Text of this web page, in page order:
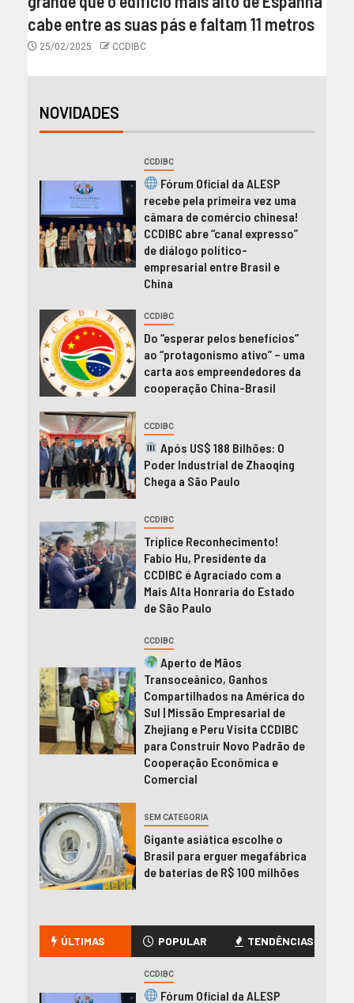
cabe entre as suas pás e faltam 11 metros
25/02/2025 CCDIBC
NOVIDADES
CCDIBC
Fórum Oficial da ALESP
recebe pela primeira vez uma
câmara de comércio chinesa!
CCDIBC abre “canal expresso”
de diálogo político-
empresarial entre Brasil e
China
CCDIBC
Do “esperar pelos benefícios”
ao “protagonismo ativo” – uma
carta aos empreendedores da
cooperação China-Brasil
CCDIBC
Após US$ 188 Bilhões: O
Poder Industrial de Zhaoqing
Chega a São Paulo
CCDIBC
Tríplice Reconhecimento!
Fabio Hu, Presidente da
CCDIBC é Agraciado com a
Mais Alta Honraria do Estado
de São Paulo
CCDIBC
Aperto de Mãos
Transoceânico, Ganhos
Compartilhados na América do
Sul | Missão Empresarial de
Zhejiang e Peru Visita CCDIBC
para Construir Novo Padrão de
Cooperação Econômica e
Comercial
SEM CATEGORIA
Gigante asiática escolhe o
Brasil para erguer megafábrica
de baterias de R$ 100 milhões
ÚLTIMAS POPULAR TENDÊNCIAS
CCDIBC
Fórum Oficial da ALESP